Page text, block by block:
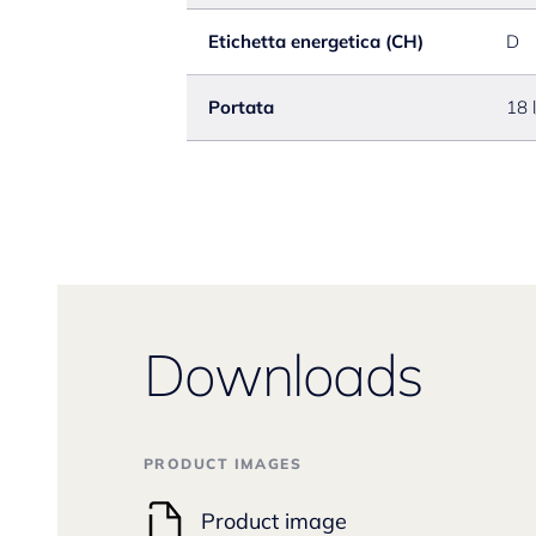
Etichetta energetica (CH) D
Portata 18
Downloads
PRODUCT IMAGES
Product image